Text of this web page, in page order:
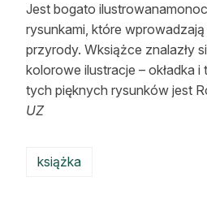
Jest bogato
rysunkami, które
przyrody. Wksiążce znalazły
kolorowe ilustracje – okładka
tych pięknych rysunków jest
UZ
książka